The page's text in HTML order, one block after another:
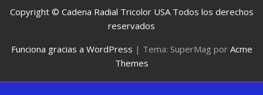
Copyright © Cadena Radial Tricolor USA Todos los derechos
reservados
Funciona gracias a WordPress | Tema: SuperMag por Acme
Themes